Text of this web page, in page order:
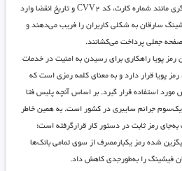
دارید که آن را در کنار مشخصات دیگری مانند شماره کارت، کد CVV۲ و تاریخ انقضا وارد
سارقان به شکلی کاربران را فریب می‌دهند و
جعلی پرداخت می‌کشانند.
پویا راهکاری برای رسیدن به امنیت در خدمات
رمز پویا قرار دارد و به معنای کلمه رمزی است که
مورد استفاده قرار گیرد. بر اساس آنچه پلیس فتا
جرائم سایبری در کشور است. به همین خاطر
رمز ثابت در دستور کار قرارگرفته است؛
شده رمز یکبارمصرف از سوی تمامی بانک‌ها
فیشینگ را به‌طورجدی کاهش داد.